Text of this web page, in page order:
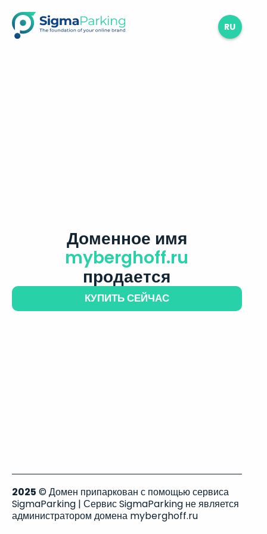
RU
Доменное имя
myberghoff.ru
продается
КУПИТЬ СЕЙЧАС
2025 © Домен припаркован с помощью сервиса
SigmaParking | Сервис SigmaParking не является
администратором домена myberghoff.ru